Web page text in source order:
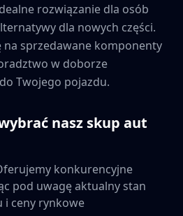
rozwiązanie dla osób
dla nowych części.
sprzedawane komponenty
w doborze
Twojego pojazdu.
nasz skup aut
konkurencyjne
pod uwagę aktualny stan
i ceny rynkowe